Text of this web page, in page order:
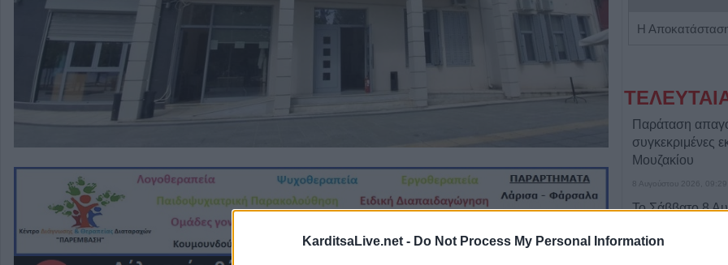
KarditsaLive.net - Do Not Process My Personal Information
Πωλείται μονοκατοικία τριών επιπέδων στο καταπράσινο Πευκόφυτο Καρδίτσας
Παράταση
συγκεκριμένες
Μουζακίου
8 Αυγούστου 2026, 09:29
Το Σάββατο 8